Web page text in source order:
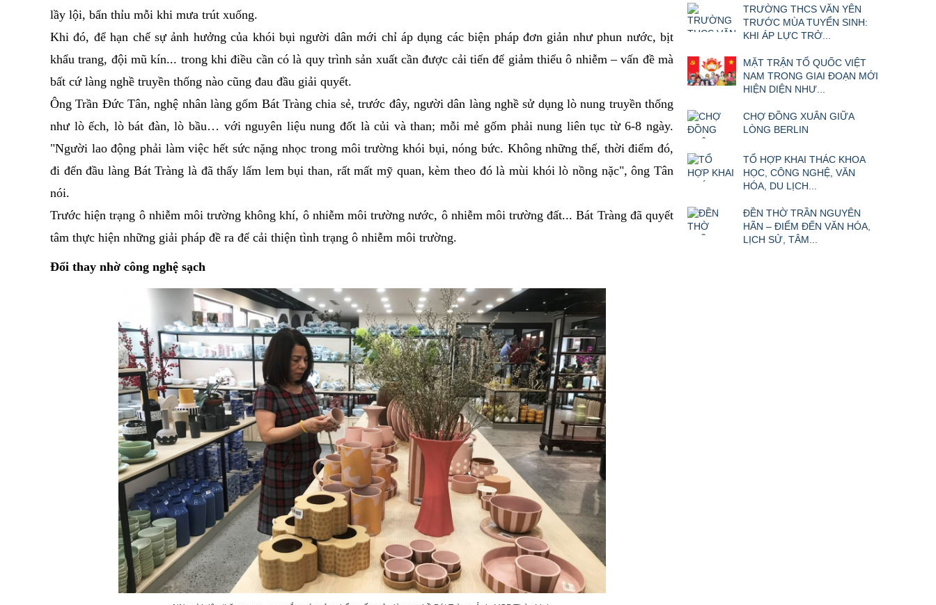
lầy lội, bẩn thỉu mỗi khi mưa trút xuống.
Khi đó, để hạn chế sự ảnh hưởng của khói bụi người dân mới chỉ áp dụng các biện pháp đơn giản như phun nước, bịt
khẩu trang, đội mũ kín... trong khi điều cần có là quy trình sản xuất cần được cải tiến để giảm thiểu ô nhiễm – vấn đề mà
bất cứ làng nghề truyền thống nào cũng đau đầu giải quyết.
Ông Trần Đức Tân, nghệ nhân làng gốm Bát Tràng chia sẻ, trước đây, người dân làng nghề sử dụng lò nung truyền thống
như lò ếch, lò bát đàn, lò bầu… với nguyên liệu nung đốt là củi và than; mỗi mẻ gốm phải nung liên tục từ 6-8 ngày.
"Người lao động phải làm việc hết sức nặng nhọc trong môi trường khói bụi, nóng bức. Không những thế, thời điểm đó,
đi đến đầu làng Bát Tràng là đã thấy lấm lem bụi than, rất mất mỹ quan, kèm theo đó là mùi khói lò nồng nặc", ông Tân
nói.
Trước hiện trạng ô nhiễm môi trường không khí, ô nhiễm môi trường nước, ô nhiễm môi trường đất... Bát Tràng đã quyết
tâm thực hiện những giải pháp đề ra để cải thiện tình trạng ô nhiễm môi trường.
Đổi thay nhờ công nghệ sạch
TRƯỜNG THCS VĂN YÊN
TRƯỚC MÙA TUYỂN SINH:
KHI ÁP LỰC TRỞ...
MẶT TRẬN TỔ QUỐC VIỆT
NAM TRONG GIAI ĐOẠN MỚI
HIỆN DIỆN NHƯ...
CHỢ ĐỒNG XUÂN GIỮA
LÒNG BERLIN
TỔ HỢP KHAI THÁC KHOA
HỌC, CÔNG NGHỆ, VĂN
HÓA, DU LỊCH...
ĐỀN THỜ TRẦN NGUYÊN
HÃN – ĐIỂM ĐẾN VĂN HÓA,
LỊCH SỬ, TÂM...